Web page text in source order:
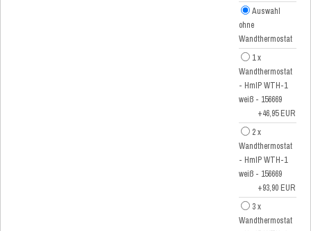
Auswahl
ohne
Wandthermostat
1 x
Wandthermostat
- HmIP WTH-1
weiß - 156669
+46,95 EUR
2 x
Wandthermostat
- HmIP WTH-1
weiß - 156669
+93,90 EUR
3 x
Wandthermostat